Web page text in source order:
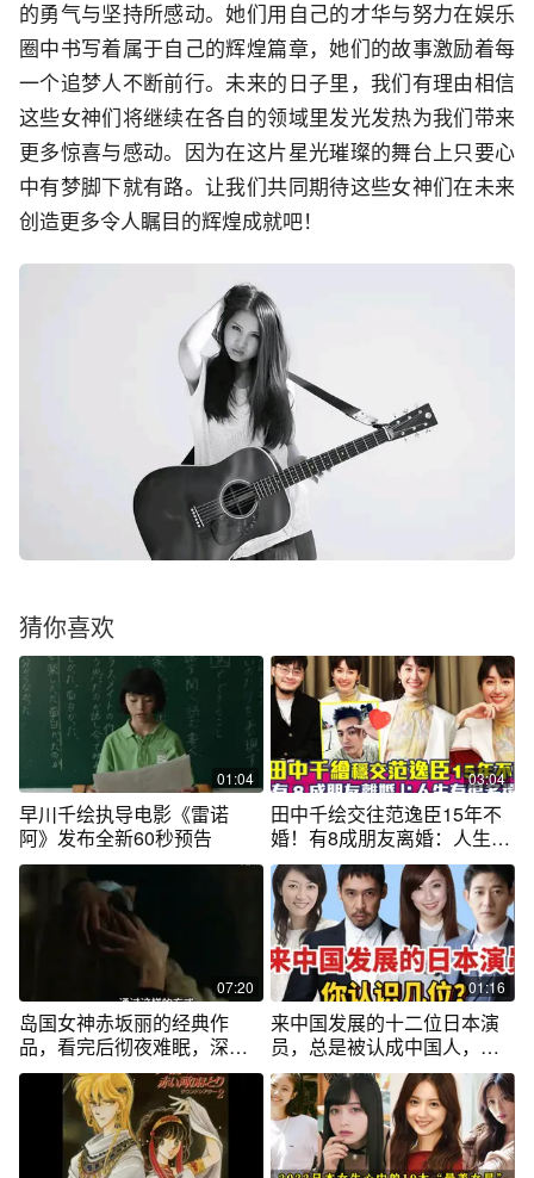
的勇气与坚持所感动。她们用自己的才华与努力在娱乐
圈中书写着属于自己的辉煌篇章，她们的故事激励着每
一个追梦人不断前行。未来的日子里，我们有理由相信
这些女神们将继续在各自的领域里发光发热为我们带来
更多惊喜与感动。因为在这片星光璀璨的舞台上只要心
中有梦脚下就有路。让我们共同期待这些女神们在未来
创造更多令人瞩目的辉煌成就吧！
猜你喜欢
01:04
早川千绘执导电影《雷诺
阿》发布全新60秒预告
03:04
田中千绘交往范逸臣15年不
婚！有8成朋友离婚：人生有
很多选择
07:20
岛国女神赤坂丽的经典作
品，看完后彻夜难眠，深陷
其中，也是80年
01:16
来中国发展的十二位日本演
员，总是被认成中国人，你
都认识谁？